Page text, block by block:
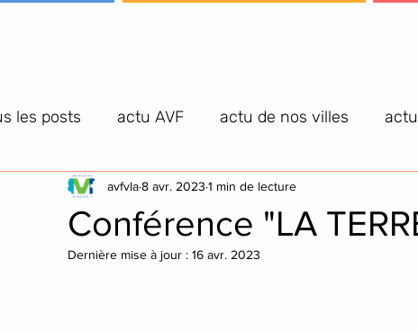
les posts actu AVF actu de nos villes
C.G. orthographe culture générale
voyage theatre
Conférence "LA
avfvla8 avr. 2023 1 min de lecture
Dernière mise à jour : 16 avr. 2023